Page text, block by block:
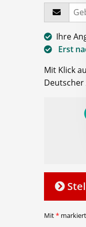
Ihre
Erst
Mit Klick
Deutscher
Mit*